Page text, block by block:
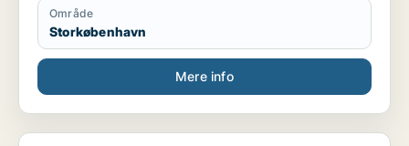
Område
Storkøbenhavn
Mere info